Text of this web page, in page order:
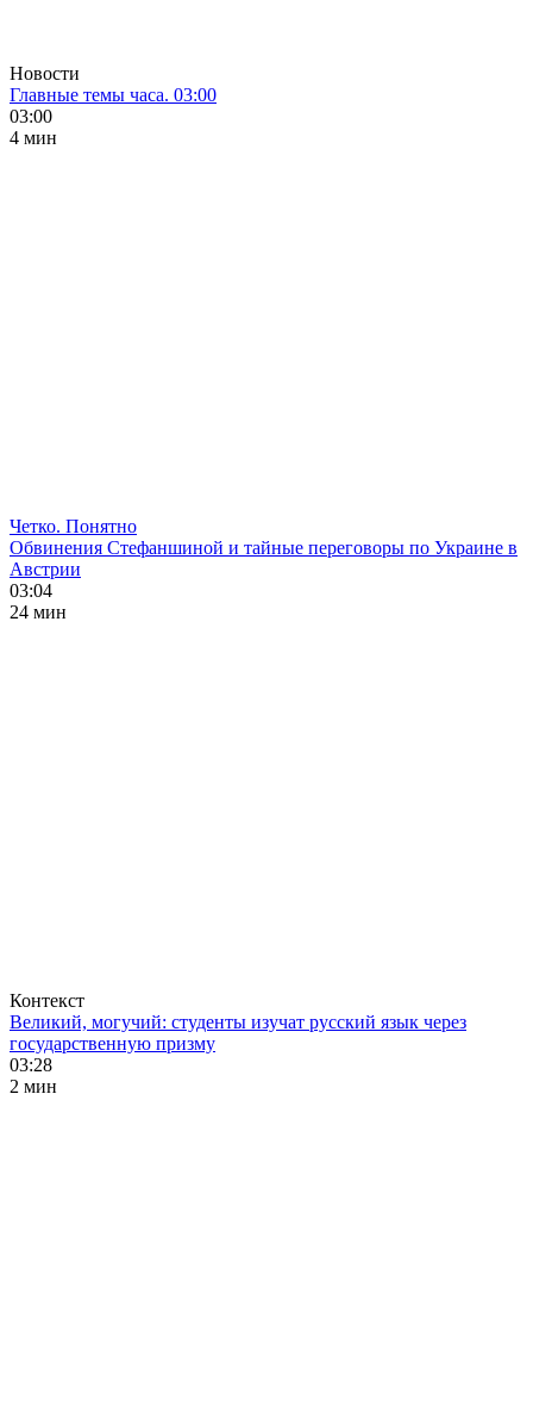
Новости
Главные темы часа. 03:00
03:00
4 мин
Четко. Понятно
Обвинения Стефаншиной и тайные переговоры по Украине в
Австрии
03:04
24 мин
Контекст
Великий, могучий: студенты изучат русский язык через
государственную призму
03:28
2 мин